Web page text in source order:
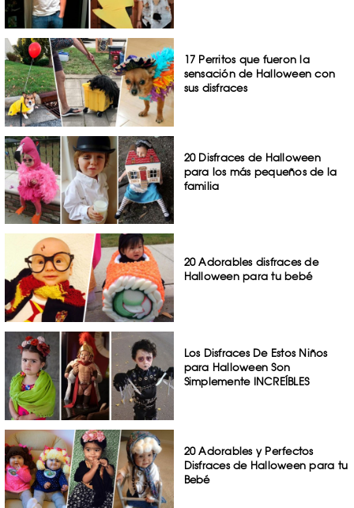
17 Perritos que fueron la
sensación de Halloween con
sus disfraces
20 Disfraces de Halloween
para los más pequeños de la
familia
20 Adorables disfraces de
Halloween para tu bebé
Los Disfraces De Estos Niños
para Halloween Son
Simplemente INCREÍBLES
20 Adorables y Perfectos
Disfraces de Halloween para tu
Bebé